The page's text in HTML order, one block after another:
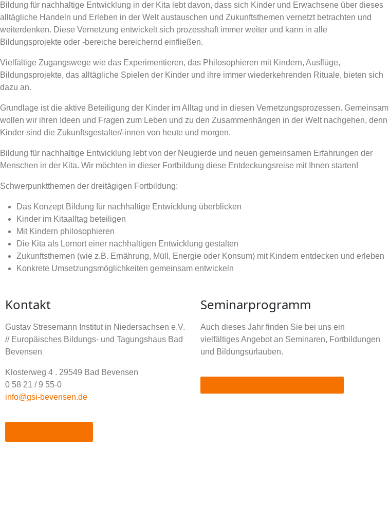
Bildung für nachhaltige Entwicklung in der Kita lebt davon, dass sich Kinder und Erwachsene über dieses
alltägliche Handeln und Erleben in der Welt austauschen und Zukunftsthemen vernetzt betrachten und
weiterdenken. Diese Vernetzung entwickelt sich prozesshaft immer weiter und kann in alle
Bildungsprojekte oder -bereiche bereichernd einfließen.
Vielfältige Zugangswege wie das Experimentieren, das Philosophieren mit Kindern, Ausflüge,
Bildungsprojekte, das alltägliche Spielen der Kinder und ihre immer wiederkehrenden Rituale, bieten sich
dazu an.
Grundlage ist die aktive Beteiligung der Kinder im Alltag und in diesen Vernetzungsprozessen. Gemeinsam
wollen wir ihren Ideen und Fragen zum Leben und zu den Zusammenhängen in der Welt nachgehen, denn
Kinder sind die Zukunftsgestalter/-innen von heute und morgen.
Bildung für nachhaltige Entwicklung lebt von der Neugierde und neuen gemeinsamen Erfahrungen der
Menschen in der Kita. Wir möchten in dieser Fortbildung diese Entdeckungsreise mit Ihnen starten!
Schwerpunktthemen der dreitägigen Fortbildung:
Das Konzept Bildung für nachhaltige Entwicklung überblicken
Kinder im Kitaalltag beteiligen
Mit Kindern philosophieren
Die Kita als Lernort einer nachhaltigen Entwicklung gestalten
Zukunftsthemen (wie z.B. Ernährung, Müll, Energie oder Konsum) mit Kindern entdecken und erleben
Konkrete Umsetzungsmöglichkeiten gemeinsam entwickeln
Kontakt
Gustav Stresemann Institut in Niedersachsen e.V.
// Europäisches Bildungs- und Tagungshaus Bad
Bevensen
Klosterweg 4 . 29549 Bad Bevensen
0 58 21 / 9 55-0
info@gsi-bevensen.de
Seminarprogramm
Auch dieses Jahr finden Sie bei uns ein
vielfältiges Angebot an Seminaren, Fortbildungen
und Bildungsurlauben.